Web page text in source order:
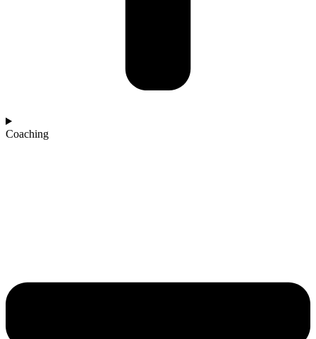
Coaching